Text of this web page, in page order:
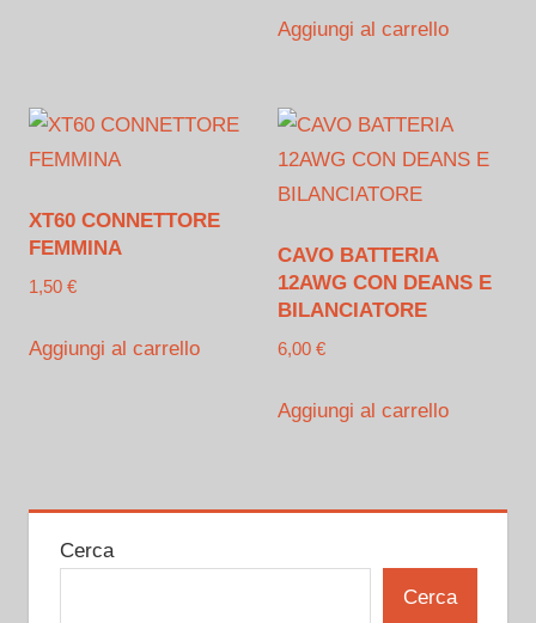
Aggiungi al carrello
XT60 CONNETTORE
FEMMINA
1,50 €
Aggiungi al carrello
CAVO BATTERIA
12AWG CON DEANS E
BILANCIATORE
6,00 €
Aggiungi al carrello
Cerca
Cerca